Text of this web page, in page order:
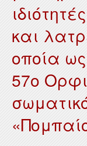
και
οποία
57ο